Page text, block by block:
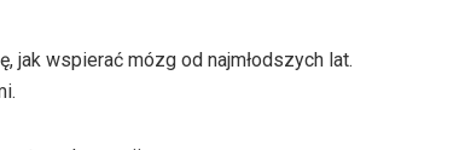
wspierać mózg od najmłodszych lat.